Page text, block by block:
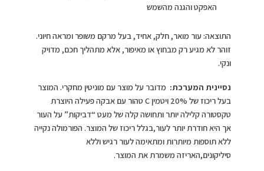
האפקט והגנה מהשמש
התוצאה: עור מואר, חלק, אחיד, בעל מרקם משופר ומראה חיוני.
זוהר לא מגיע רק מבחוץ או מאיפור, אלא מתהליך חכם, מדויק
ונקי.
נסיינית המערכת: מדובר על מוצר עם מוניטין מחקרי. המוצר
בעל ריכוז של 20% ויטמין C טהור עם אבקה פעילה היוצרת
טקסטורה קלילה יותר ותחושה קלה של מעט “דביקות” על העור
אך היא חודרת יותר לעור,בגלל ריכוז של המוצר. הפורמולה נקייה
ללא תוספות מיותרות ומתאימה לעור רגיש וללא
סיליקונים,האריזה משמרת את המוצר.